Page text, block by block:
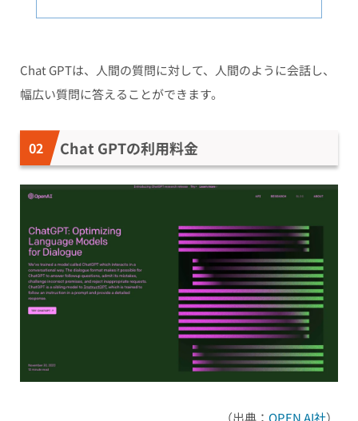
Chat GPTは、人間の質問に対して、人間のように会話し、
幅広い質問に答えることができます。
Chat GPTの利用料金